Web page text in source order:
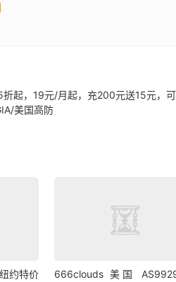
折起，19元/月起，充200元送15元，
美国高防
约特价
666clouds 美国